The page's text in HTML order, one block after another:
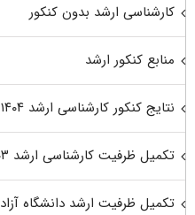
کارشناسی ارشد بدون کنکور
منابع کنکور ارشد
نتایج کنکور کارشناسی ارشد ۱۴۰۴
تکمیل ظرفیت کارشناسی ارشد ۱۴۰۳
تکمیل ظرفیت ارشد دانشگاه آزاد ۱۴۰۳